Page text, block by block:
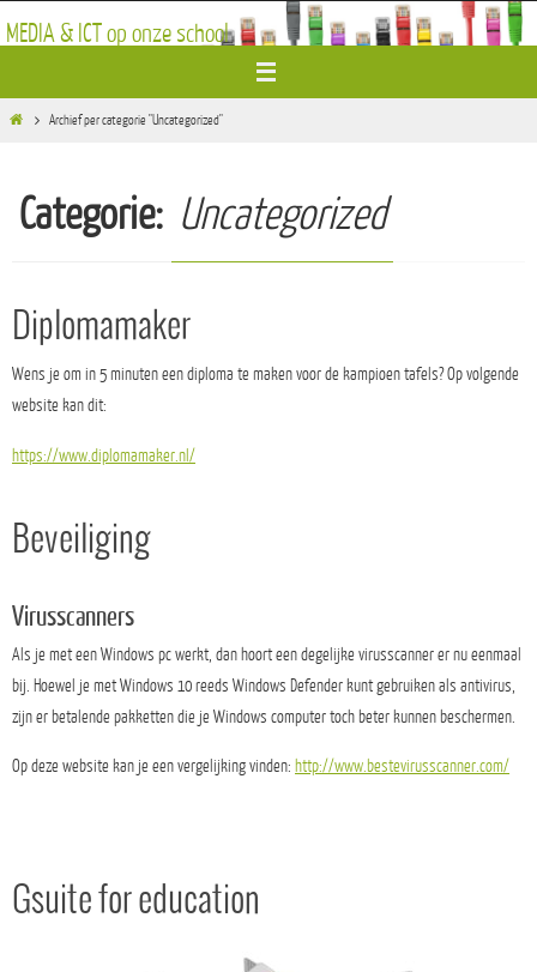
naar
MEDIA & ICT op onze school
HomeArchief per categorie "Uncategorized"
Categorie: Uncategorized
Diplomamaker
Wens je om in 5 minuten een diploma te maken voor de kampioen tafels? Op volgende
website kan dit:
https://www.diplomamaker.nl/
Beveiliging
Virusscanners
Als je met een Windows pc werkt, dan hoort een degelijke virusscanner er nu eenmaal
bij. Hoewel je met Windows 10 reeds Windows Defender kunt gebruiken als antivirus,
zijn er betalende pakketten die je Windows computer toch beter kunnen beschermen.
Op deze website kan je een vergelijking vinden: http://www.bestevirusscanner.com/
Gsuite for education